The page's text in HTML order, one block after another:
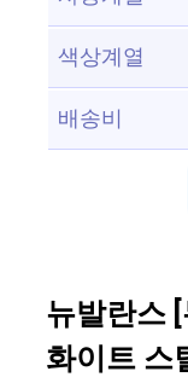
색상계열
배송비
뉴발란스
화이트 스